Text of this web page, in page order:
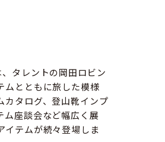
タレントの岡田ロビン
ムとともに旅した模様
カタログ、登山靴インプ
ム座談会など幅広く展
テムが続々登場しま